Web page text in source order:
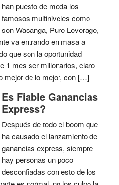
han puesto de moda los
famosos multiniveles como
son Wasanga, Pure Leverage,
va entrando en masa a
que son la oportunidad
1 mes ser millonarios, claro
mejor de lo mejor, con […]
Es Fiable Ganancias
Express?
Después de todo el boom que
ha causado el lanzamiento de
ganancias express, siempre
hay personas un poco
desconfiadas con esto de los